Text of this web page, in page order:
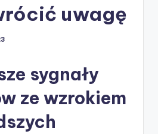
uwagę
sygnały
ze wzrokiem